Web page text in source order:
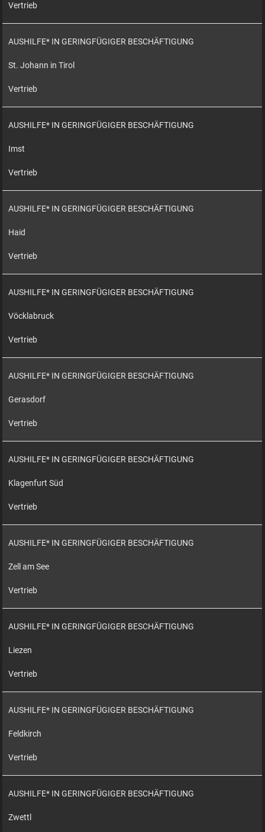
Vertrieb
AUSHILFE* IN GERINGFÜGIGER BESCHÄFTIGUNG
St. Johann in Tirol
Vertrieb
AUSHILFE* IN GERINGFÜGIGER BESCHÄFTIGUNG
Imst
Vertrieb
AUSHILFE* IN GERINGFÜGIGER BESCHÄFTIGUNG
Haid
Vertrieb
AUSHILFE* IN GERINGFÜGIGER BESCHÄFTIGUNG
Vöcklabruck
Vertrieb
AUSHILFE* IN GERINGFÜGIGER BESCHÄFTIGUNG
Gerasdorf
Vertrieb
AUSHILFE* IN GERINGFÜGIGER BESCHÄFTIGUNG
Klagenfurt Süd
Vertrieb
AUSHILFE* IN GERINGFÜGIGER BESCHÄFTIGUNG
Zell am See
Vertrieb
AUSHILFE* IN GERINGFÜGIGER BESCHÄFTIGUNG
Liezen
Vertrieb
AUSHILFE* IN GERINGFÜGIGER BESCHÄFTIGUNG
Feldkirch
Vertrieb
AUSHILFE* IN GERINGFÜGIGER BESCHÄFTIGUNG
Zwettl